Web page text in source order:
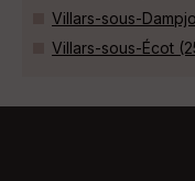
Villars-sous-
Villars-sous-Écot